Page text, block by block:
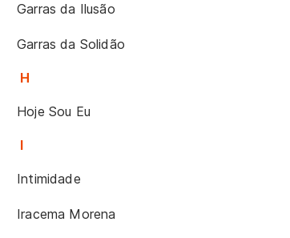
Garras da Ilusão
Garras da Solidão
H
Hoje Sou Eu
I
Intimidade
Iracema Morena